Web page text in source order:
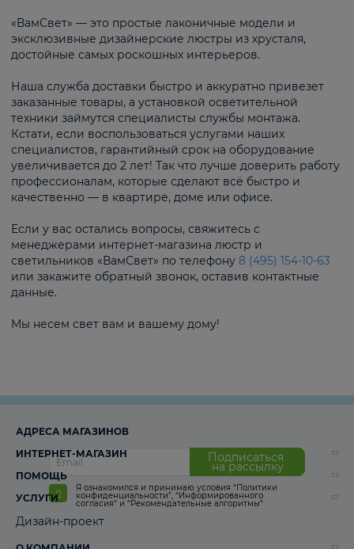
«ВамСвет» — это простые лаконичные модели и
эксклюзивные дизайнерские люстры из хрусталя,
достойные самых роскошных интерьеров.
Наша служба доставки быстро и аккуратно привезет
заказанные товары, а установкой осветительной
техники займутся специалисты службы монтажа.
Кстати, если воспользоваться услугами наших
специалистов, гарантийный срок на оборудование
увеличивается до 2 лет! Так что лучше доверить работу
профессионалам, которые сделают всё быстро и
качественно — в квартире, доме или офисе.
Если у вас остались вопросы, свяжитесь с
менеджерами интернет-магазина люстр и
светильников «ВамСвет» по телефону 8 (495) 154-10-63
или закажите обратный звонок, оставив контактные
данные.
Мы несем свет вам и вашему дому!
Подписаться
на рассылку
Я ознакомился и принимаю условия “Политики
конфиденциальности”, “Информированного
согласия“ и “Рекомендательные алгоритмы“
АДРЕСА МАГАЗИНОВ
ИНТЕРНЕТ-МАГАЗИН
ПОМОЩЬ
УСЛУГИ
Дизайн-проект